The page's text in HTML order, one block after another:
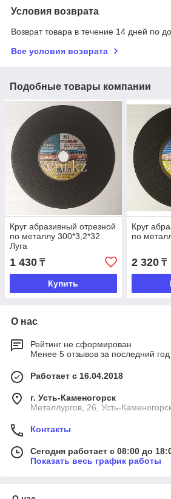
Условия возврата
Возврат товара в течение 14 дней по
Все условия возврата
Подобные товары компании
Круг абразивный отрезной
по металлу 300*3,2*32
Луга
1 430 ₸
Купить
Круг
по
2 320₸
О нас
Рейтинг не сформирован
Менее 5 отзывов за последний год
Работает с 16.04.2018
г. Усть-Каменогорск
Металлургов, 26, Усть-
Контакты
Сегодня работает с 08:00 до
Показать весь график работы